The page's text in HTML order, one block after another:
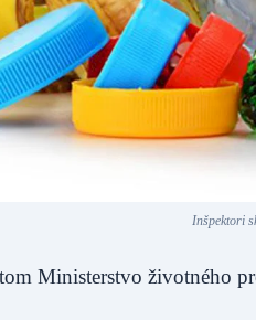
Inšpektori
Ministerstvo životného